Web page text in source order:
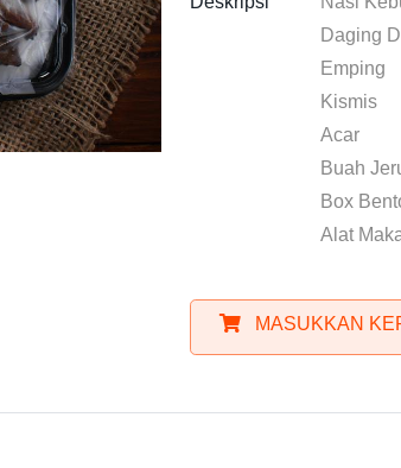
Daging
Emping
Kismis
Acar
Buah
Box
Alat
MASUKKAN